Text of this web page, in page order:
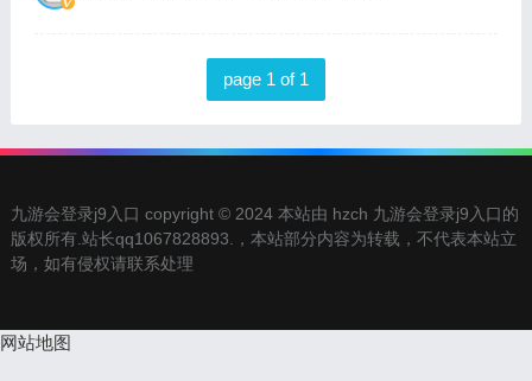
page 1 of 1
九游会登录j9入口 copyright © 2024 本站由 hzch 九游会登录j9入口的
版权所有.站长qq1067828893.，本站部分内容为转载，不代表本站立
场，如有侵权请联系处理
网站地图